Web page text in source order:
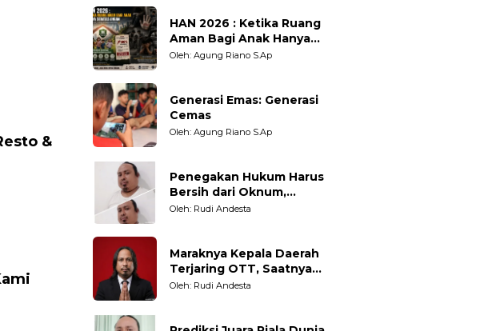
&
HAN 2026 : Ketika Ruang
Aman Bagi Anak Hanya
Sebatas Angan
Oleh: Agung Riano S.Ap
Generasi Emas: Generasi
Cemas
Oleh: Agung Riano S.Ap
Penegakan Hukum Harus
Bersih dari Oknum,
Kepercayaan Publik adalah
Oleh: Rudi Andesta
Maraknya Kepala Daerah
Terjaring OTT, Saatnya
Bersih-Bersih Total Tata
Oleh: Rudi Andesta